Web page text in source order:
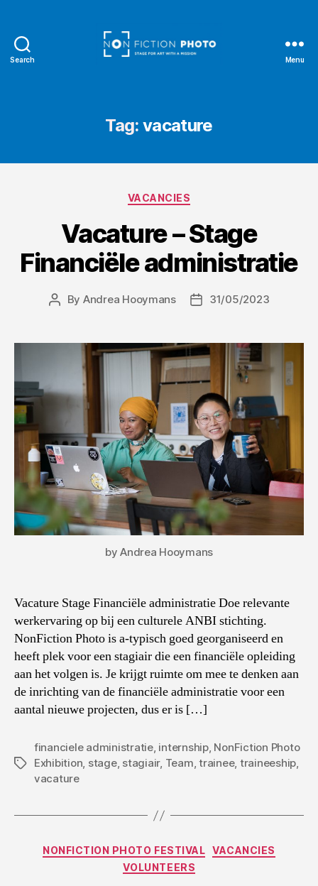
Search Menu
Tag: vacature
Categories
VACANCIES
Vacature – Stage
Financiële administratie
Post
By Andrea Hooymans
Post31/05/2023
by Andrea Hooymans
Vacature Stage Financiële administratie Doe relevante
werkervaring op bij een culturele ANBI stichting.
NonFiction Photo is a-typisch goed georganiseerd en
heeft plek voor een stagiair die een financiële opleiding
aan het volgen is. Je krijgt ruimte om mee te denken aan
de inrichting van de financiële administratie voor een
aantal nieuwe projecten, dus er is […]
Tags
financiele administratie, internship, NonFiction Photo
Exhibition, stage, stagiair, Team,trainee, traineeship,
vacature
Categories
NONFICTION PHOTO FESTIVAL VACANCIES
VOLUNTEERS